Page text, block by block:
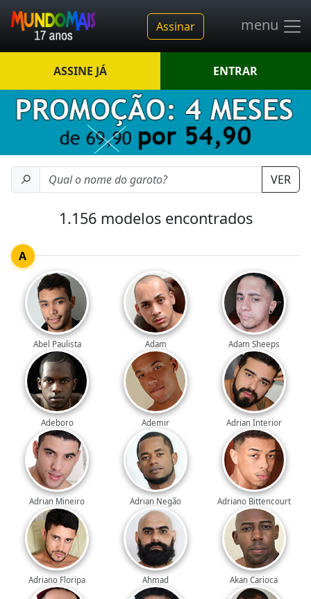
Assinar menu
ASSINE JÁ ENTRAR
VER
1.156 modelos encontrados
A
Abel Paulista Adam Adam Sheeps
Adeboro Ademir Adrian Interior
Adrian Mineiro Adrian Negão Adriano Bittencourt
Adriano Floripa Ahmad Akan Carioca